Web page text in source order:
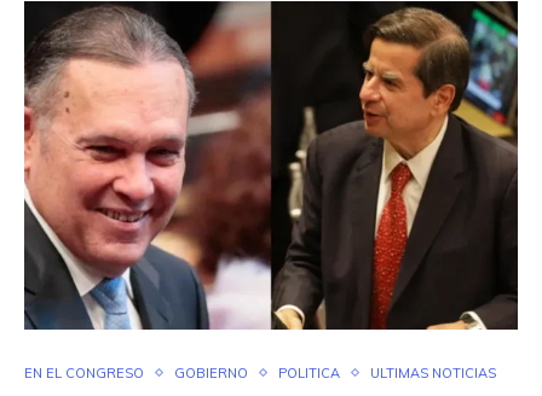
EN EL CONGRESO GOBIERNO POLITICA ULTIMAS NOTICIAS